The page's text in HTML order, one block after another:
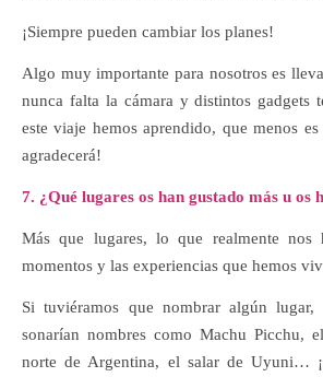
¡Siempre pueden cambiar los planes!
Algo muy importante para nosotros es
nunca falta la cámara y distintos gadgets
este viaje hemos aprendido, que menos
agradecerá!
7. ¿Qué lugares os han gustado más u os
Más que lugares, lo que realmente nos
momentos y las experiencias que hemos
Si tuviéramos que nombrar algún lugar,
sonarían nombres como Machu Picchu,
norte de Argentina, el salar de Uyuni…